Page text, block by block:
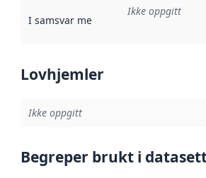
I samsvar med Referanse til en
Ikke oppgitt
Lovhjemler
Ikke oppgitt
Begreper brukt i